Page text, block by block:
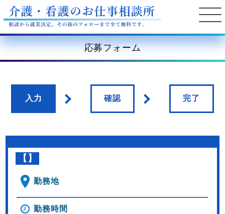
応募フォーム
入力 確認 完了
【】
勤務地
勤務時間